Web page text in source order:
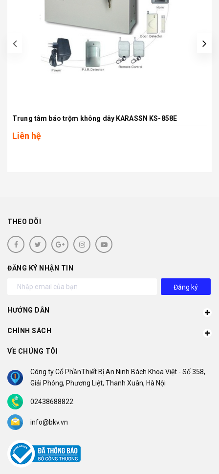
Trung tâm báo trộm không dây KARASSN KS-858E
Liên hệ
THEO DÕI
ĐĂNG KÝ NHẬN TIN
Đăng ký
HƯỚNG DẪN
CHÍNH SÁCH
VỀ CHÚNG TÔI
Công ty Cổ PhầnThiết Bị An Ninh Bách Khoa Việt - Số 358,
Giải Phóng, Phương Liệt, Thanh Xuân, Hà Nội
02438688822
info@bkv.vn